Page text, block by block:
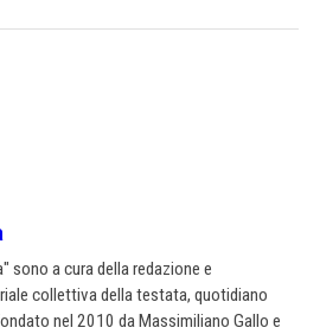
sono a cura della redazione e
collettiva della testata, quotidiano
nel 2010 da Massimiliano Gallo e